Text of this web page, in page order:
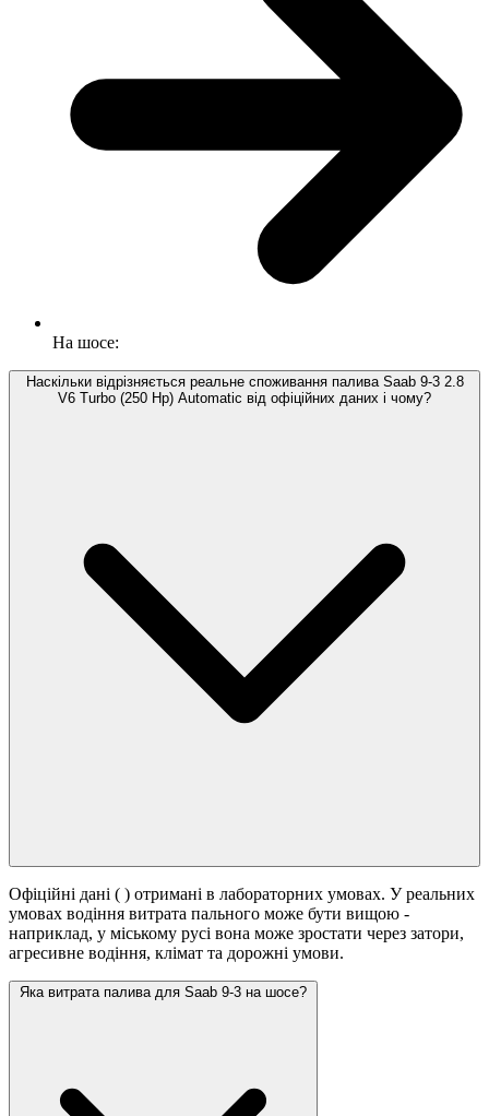
На шосе:
Наскільки відрізняється реальне споживання палива Saab 9-3 2.8
V6 Turbo (250 Hp) Automatic від офіційних даних і чому?
Офіційні дані ( ) отримані в лабораторних умовах. У реальних
умовах водіння витрата пального може бути вищою -
наприклад, у міському русі вона може зростати через затори,
агресивне водіння, клімат та дорожні умови.
Яка витрата палива для Saab 9-3 на шосе?